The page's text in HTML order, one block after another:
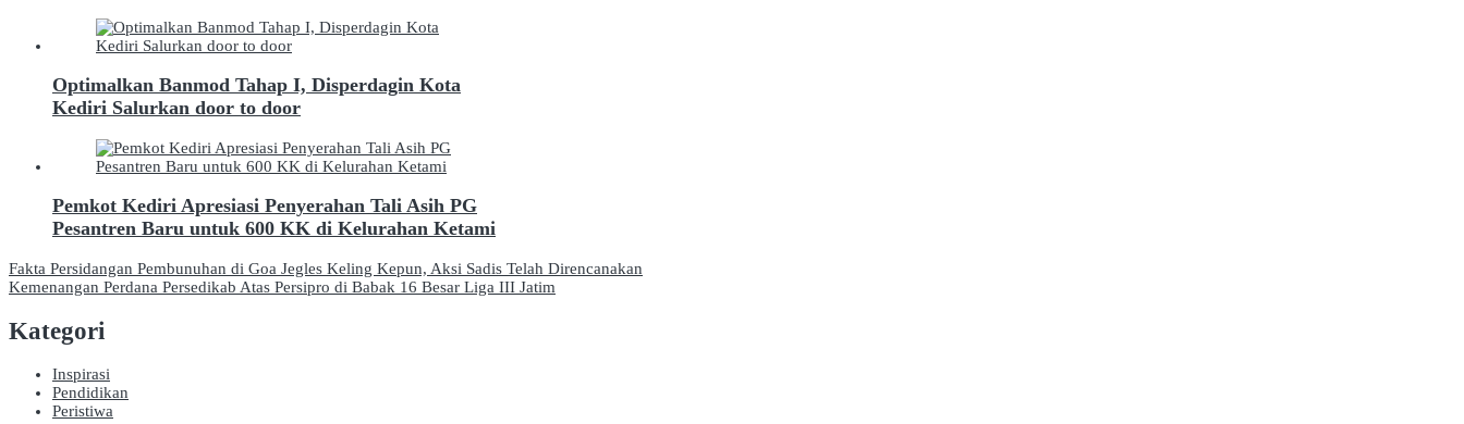
Optimalkan Banmod Tahap I, Disperdagin Kota
Kediri Salurkan door to door
Pemkot Kediri Apresiasi Penyerahan Tali Asih PG
Pesantren Baru untuk 600 KK di Kelurahan Ketami
Navigasi
pos
Fakta Persidangan Pembunuhan di Goa Jegles Keling Kepun, Aksi Sadis Telah Direncanakan
Kemenangan Perdana Persedikab Atas Persipro di Babak 16 Besar Liga III Jatim
Kategori
Inspirasi
Pendidikan
Peristiwa